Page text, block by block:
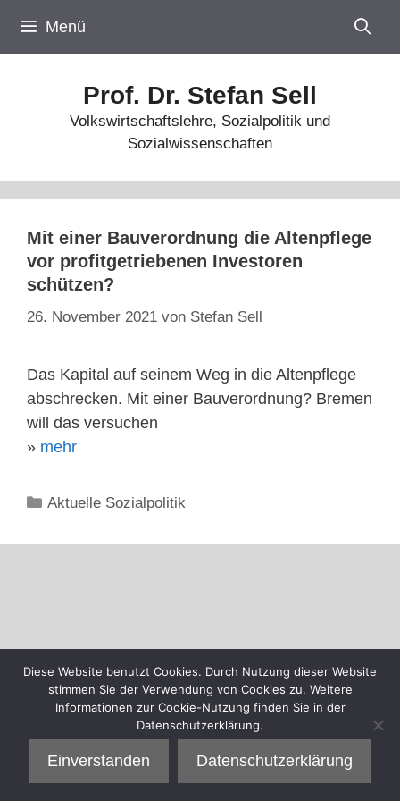
Inhalt
springen
Menü
Prof. Dr. Stefan Sell
Volkswirtschaftslehre, Sozialpolitik und
Sozialwissenschaften
Mit einer Bauverordnung die Altenpflege
vor profitgetriebenen Investoren
schützen?
26. November 2021 von Stefan Sell
Das Kapital auf seinem Weg in die Altenpflege
abschrecken. Mit einer Bauverordnung? Bremen
will das versuchen
» mehr
Kategorien
Aktuelle Sozialpolitik
Diese Website benutzt Cookies. Durch Nutzung dieser Website
stimmen Sie der Verwendung von Cookies zu. Weitere
Informationen zur Cookie-Nutzung finden Sie in der
Datenschutzerklärung.
Einverstanden Datenschutzerklärung